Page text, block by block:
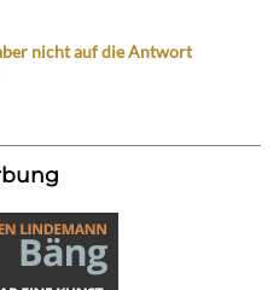
nicht auf die Antwort